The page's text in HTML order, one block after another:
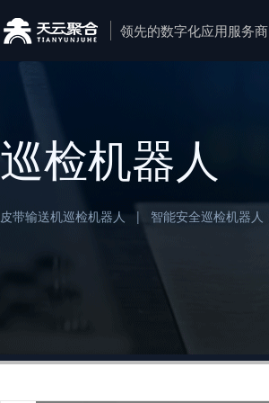
领先的数字化应用服务商
巡检机器人
皮带输送机巡检机器人 | 智能安全巡检机器人